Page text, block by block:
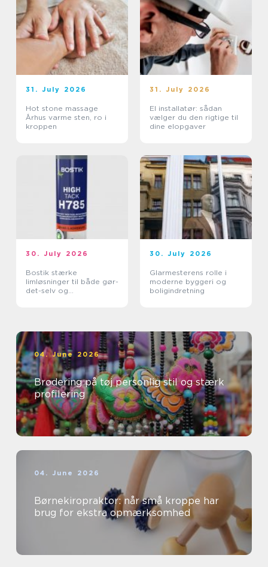
31. July 2026
Hot stone massage
Århus varme sten, ro i
kroppen
31. July 2026
El installatør: sådan
vælger du den rigtige til
dine elopgaver
30. July 2026
Bostik stærke
limløsninger til både gør-
det-selv og
30. July 2026
Glarmesterens rolle i
moderne byggeri og
boligindretning
04. June 2026
Brodering på tøj personlig stil og stærk
profilering
04. June 2026
Børnekiropraktor: når små kroppe har
brug for ekstra opmærksomhed